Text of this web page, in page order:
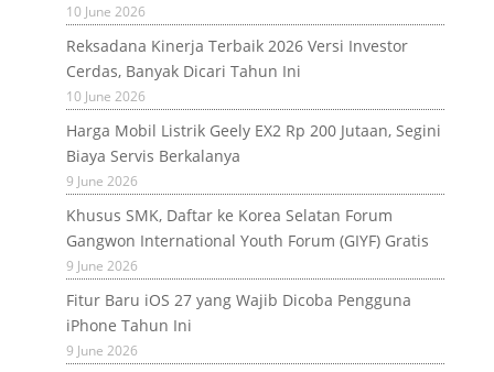
10 June 2026
Reksadana Kinerja Terbaik 2026 Versi Investor
Cerdas, Banyak Dicari Tahun Ini
10 June 2026
Harga Mobil Listrik Geely EX2 Rp 200 Jutaan, Segini
Biaya Servis Berkalanya
9 June 2026
Khusus SMK, Daftar ke Korea Selatan Forum
Gangwon International Youth Forum (GIYF) Gratis
9 June 2026
Fitur Baru iOS 27 yang Wajib Dicoba Pengguna
iPhone Tahun Ini
9 June 2026